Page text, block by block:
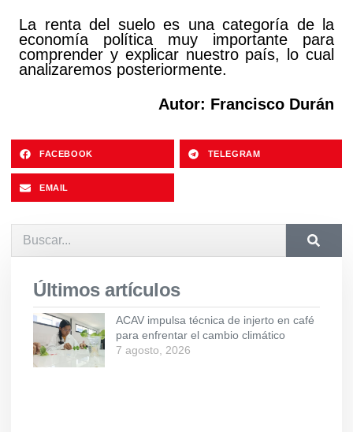
La renta del suelo es una categoría de la
economía política muy importante para
comprender y explicar nuestro país, lo cual
analizaremos posteriormente.
Autor: Francisco Durán
FACEBOOK TELEGRAM
EMAIL
Últimos artículos
ACAV impulsa técnica de injerto en café
para enfrentar el cambio climático
7 agosto, 2026